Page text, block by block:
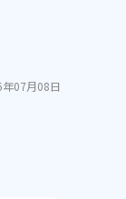
07月08日